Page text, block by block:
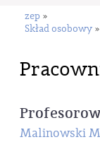
zep »
Skład osobowy »
Malinowski